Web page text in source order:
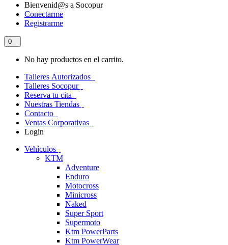
Bienvenid@s a Socopur
Conectarme
Registrarme
0
No hay productos en el carrito.
Talleres Autorizados
Talleres Socopur
Reserva tu cita
Nuestras Tiendas
Contacto
Ventas Corporativas
Login
Vehículos
KTM
Adventure
Enduro
Motocross
Minicross
Naked
Super Sport
Supermoto
Ktm PowerParts
Ktm PowerWear